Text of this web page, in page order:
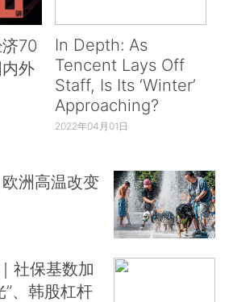
70
外
In Depth: As
Tencent Lays Off
Staff, Is Its ‘Winter’
Approaching?
2022年04月01日
洲高温改变
社保基数加
”、韩股杠杆